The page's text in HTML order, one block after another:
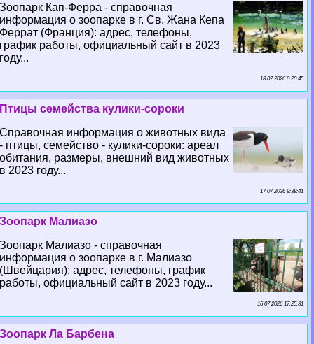
Зоопарк Кап-Ферра - справочная
информация о зоопарке в г. Св. Жана Кепа
Феррат (Франция): адрес, телефоны,
график работы, официальный сайт в 2023
году...
18 07 2026 0:20:45
Птицы семейства кулики-сороки
Справочная информация о животных вида
- птицы, семейство - кулики-сороки: ареал
обитания, размеры, внешний вид животных
в 2023 году...
17 07 2026 9:38:41
Зоопарк Малиазо
Зоопарк Малиазо - справочная
информация о зоопарке в г. Малиазо
(Швейцария): адрес, телефоны, график
работы, официальный сайт в 2023 году...
16 07 2026 17:25:31
Зоопарк Ла Барбена